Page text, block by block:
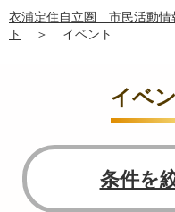
衣浦定住自立圏 市民活動
ト
＞ イベント
イベ
条件を